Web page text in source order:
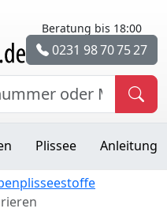
Beratung bis 18:00
0231 98 70 75 27
Plissee Anleitung